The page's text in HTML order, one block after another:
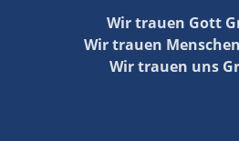
Wir trauen Gott
Wir trauen
Wir trauen uns